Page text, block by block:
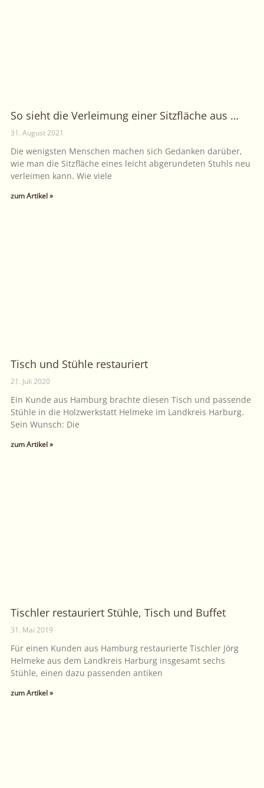
So sieht die Verleimung einer Sitzfläche aus …
31. August 2021
Die wenigsten Menschen machen sich Gedanken darüber,
wie man die Sitzfläche eines leicht abgerundeten Stuhls neu
verleimen kann. Wie viele
zum Artikel »
Tisch und Stühle restauriert
21. Juli 2020
Ein Kunde aus Hamburg brachte diesen Tisch und passende
Stühle in die Holzwerkstatt Helmeke im Landkreis Harburg.
Sein Wunsch: Die
zum Artikel »
Tischler restauriert Stühle, Tisch und Buffet
31. Mai 2019
Für einen Kunden aus Hamburg restaurierte Tischler Jörg
Helmeke aus dem Landkreis Harburg insgesamt sechs
Stühle, einen dazu passenden antiken
zum Artikel »